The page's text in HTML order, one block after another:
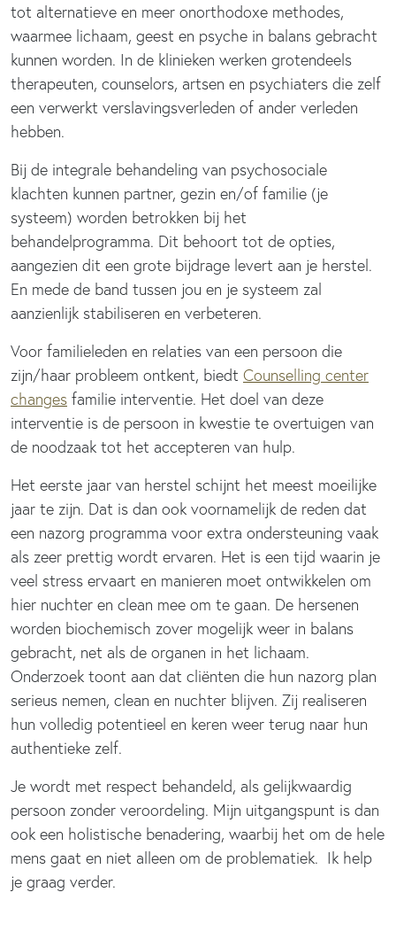
tot alternatieve en meer onorthodoxe methodes,
waarmee lichaam, geest en psyche in balans gebracht
kunnen worden. In de klinieken werken grotendeels
therapeuten, counselors, artsen en psychiaters die zelf
een verwerkt verslavingsverleden of ander verleden
hebben.
Bij de integrale behandeling van psychosociale
klachten kunnen partner, gezin en/of familie (je
systeem) worden betrokken bij het
behandelprogramma. Dit behoort tot de opties,
aangezien dit een grote bijdrage levert aan je herstel.
En mede de band tussen jou en je systeem zal
aanzienlijk stabiliseren en verbeteren.
Voor familieleden en relaties van een persoon die
zijn/haar probleem ontkent, biedt Counselling center
changes familie interventie. Het doel van deze
interventie is de persoon in kwestie te overtuigen van
de noodzaak tot het accepteren van hulp.
Het eerste jaar van herstel schijnt het meest moeilijke
jaar te zijn. Dat is dan ook voornamelijk de reden dat
een nazorg programma voor extra ondersteuning vaak
als zeer prettig wordt ervaren. Het is een tijd waarin je
veel stress ervaart en manieren moet ontwikkelen om
hier nuchter en clean mee om te gaan. De hersenen
worden biochemisch zover mogelijk weer in balans
gebracht, net als de organen in het lichaam.
Onderzoek toont aan dat cliënten die hun nazorg plan
serieus nemen, clean en nuchter blijven. Zij realiseren
hun volledig potentieel en keren weer terug naar hun
authentieke zelf.
Je wordt met respect behandeld, als gelijkwaardig
persoon zonder veroordeling. Mijn uitgangspunt is dan
ook een holistische benadering, waarbij het om de hele
mens gaat en niet alleen om de problematiek. Ik help
je graag verder.